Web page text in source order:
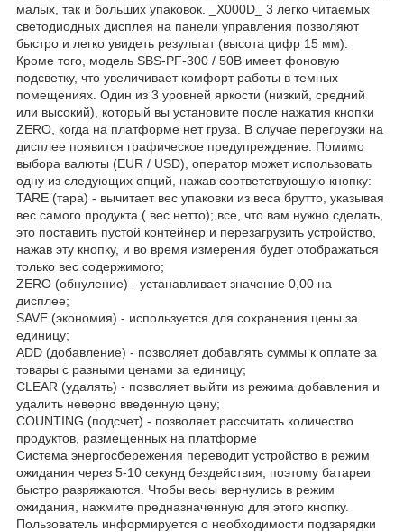
малых, так и больших упаковок. _X000D_ 3 легко читаемых
светодиодных дисплея на панели управления позволяют
быстро и легко увидеть результат (высота цифр 15 мм).
Кроме того, модель SBS-PF-300 / 50B имеет фоновую
подсветку, что увеличивает комфорт работы в темных
помещениях. Один из 3 уровней яркости (низкий, средний
или высокий), который вы установите после нажатия кнопки
ZERO, когда на платформе нет груза. В случае перегрузки на
дисплее появится графическое предупреждение. Помимо
выбора валюты (EUR / USD), оператор может использовать
одну из следующих опций, нажав соответствующую кнопку:
TARE (тара) - вычитает вес упаковки из веса брутто, указывая
вес самого продукта ( вес нетто); все, что вам нужно сделать,
это поставить пустой контейнер и перезагрузить устройство,
нажав эту кнопку, и во время измерения будет отображаться
только вес содержимого;
ZERO (обнуление) - устанавливает значение 0,00 на
дисплее;
SAVE (экономия) - используется для сохранения цены за
единицу;
ADD (добавление) - позволяет добавлять суммы к оплате за
товары с разными ценами за единицу;
CLEAR (удалять) - позволяет выйти из режима добавления и
удалить неверно введенную цену;
COUNTING (подсчет) - позволяет рассчитать количество
продуктов, размещенных на платформе
Система энергосбережения переводит устройство в режим
ожидания через 5-10 секунд бездействия, поэтому батареи
быстро разряжаются. Чтобы весы вернулись в режим
ожидания, нажмите предназначенную для этого кнопку.
Пользователь информируется о необходимости подзарядки